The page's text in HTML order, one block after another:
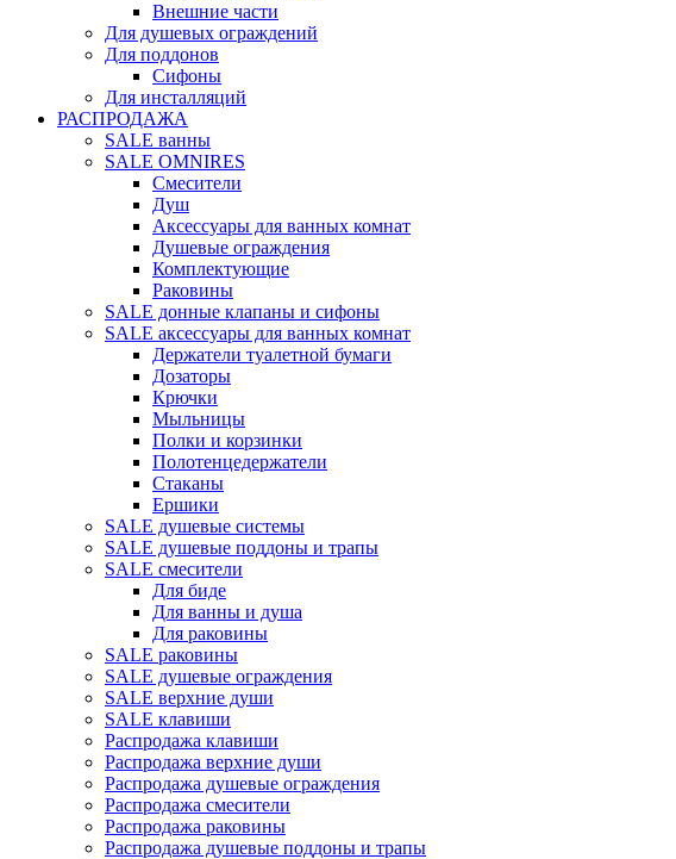
Внешние части
Для душевых ограждений
Для поддонов
Сифоны
Для инсталляций
РАСПРОДАЖА
SALE ванны
SALE OMNIRES
Смесители
Душ
Аксессуары для ванных комнат
Душевые ограждения
Комплектующие
Раковины
SALE донные клапаны и сифоны
SALE аксессуары для ванных комнат
Держатели туалетной бумаги
Дозаторы
Крючки
Мыльницы
Полки и корзинки
Полотенцедержатели
Стаканы
Ершики
SALE душевые системы
SALE душевые поддоны и трапы
SALE смесители
Для биде
Для ванны и душа
Для раковины
SALE раковины
SALE душевые ограждения
SALE верхние души
SALE клавиши
Распродажа клавиши
Распродажа верхние души
Распродажа душевые ограждения
Распродажа смесители
Распродажа раковины
Распродажа душевые поддоны и трапы